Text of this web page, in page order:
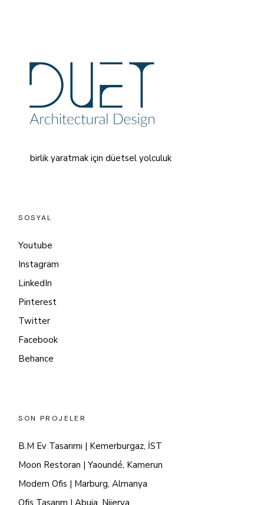
birlik yaratmak için düetsel yolculuk
SOSYAL
Youtube
Instagram
LinkedIn
Pinterest
Twitter
Facebook
Behance
SON PROJELER
B.M Ev Tasarımı | Kemerburgaz, İST
Moon Restoran | Yaoundé, Kamerun
Modern Ofis | Marburg, Almanya
Ofis Tasarım | Abuja, Nijerya